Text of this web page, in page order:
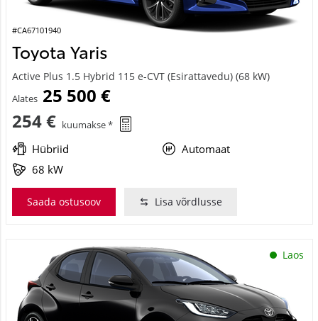
#CA67101940
Toyota Yaris
Active Plus 1.5 Hybrid 115 e-CVT (Esirattavedu) (68 kW)
Alates 25 500 €
254 € kuumakse *
Hübriid
Automaat
68 kW
Saada ostusoov Lisa võrdlusse
Laos